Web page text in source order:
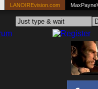
LANOIREvision.com